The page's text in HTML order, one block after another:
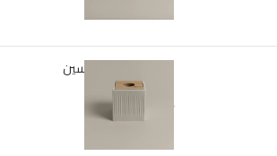
علبة مناديل بوليريسين
متوفر في المخزون